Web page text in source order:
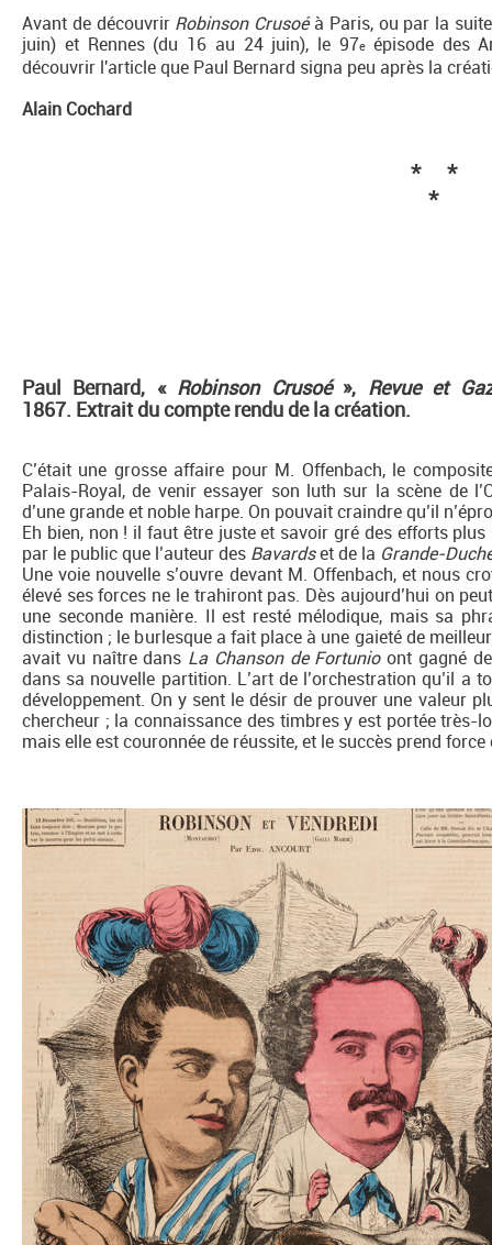
Avant de découvrir Robinson Crusoéà Paris, ou par la
juin) et Rennes (du 16 au 24 juin), le 97e épisode des
découvrir l'article que Paul Bernard signa peu après la
Alain Cochard
* *
*
Paul Bernard, « Robinson Crusoé», Revue et
1867. Extrait du compte rendu de la création.
C’était une grosse affaire pour M. Offenbach, le
Palais-Royal, de venir essayer son luth sur la scène de
d’une grande et noble harpe. On pouvait craindre qu’il
Eh bien, non ! il faut être juste et savoir gré des efforts
par le public que l’auteur des Bavardset de la Grande-
Une voie nouvelle s’ouvre devant M. Offenbach, et nous
élevé ses forces ne le trahiront pas. Dès aujourd’hui on
une seconde manière. Il est resté mélodique, mais sa
distinction ; le burlesque a fait place à une gaieté de
avait vu naître dans La Chanson de Fortunioont gagné
dans sa nouvelle partition. L’art de l’orchestration qu’il a
développement. On y sent le désir de prouver une valeur
chercheur ; la connaissance des timbres y est portée très-
mais elle est couronnée de réussite, et le succès prend force